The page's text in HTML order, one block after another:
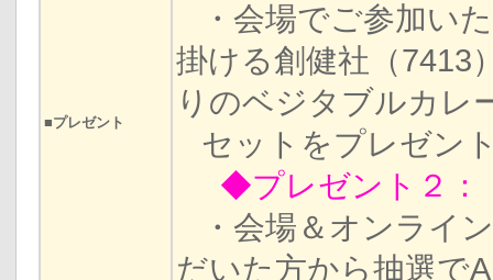
■プレゼント
・会場でご参加い
掛ける創健社（7413
りのベジタブルカレ
セットをプレゼン
◆プレゼント２：
・会場＆オンライ
だいた方から抽選で